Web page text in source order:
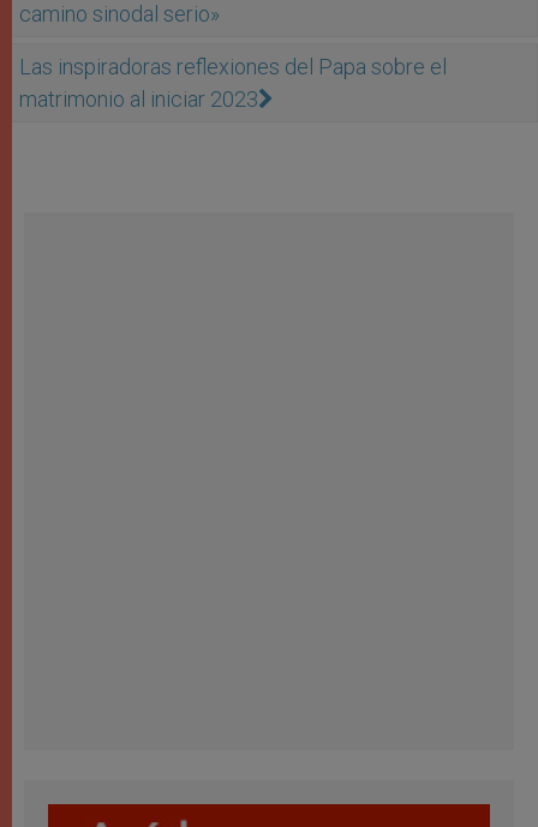
camino sinodal serio»
Las inspiradoras reflexiones del Papa sobre el
matrimonio al iniciar 2023